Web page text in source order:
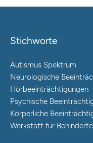
Stichworte
Autismus Spektrum
Neurologische
Hörbeeinträchtigungen
Psychische
Körperliche
Werkstatt für Behinderte